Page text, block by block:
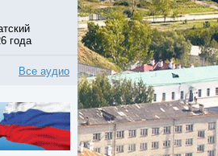
года
Все аудио